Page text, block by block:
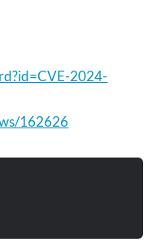
2024-
162626